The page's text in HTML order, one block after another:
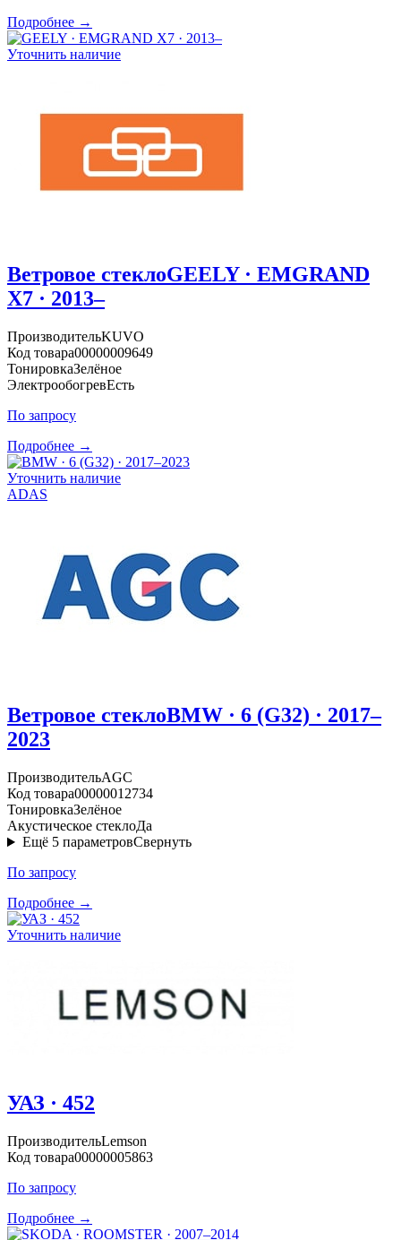
Подробнее →
Уточнить наличие
Ветровое стеклоGEELY · EMGRAND
X7 · 2013–
ПроизводительKUVO
Код товара00000009649
ТонировкаЗелёное
ЭлектрообогревЕсть
По запросу
Подробнее →
Уточнить наличие
ADAS
Ветровое стеклоBMW · 6 (G32) · 2017–
2023
ПроизводительAGC
Код товара00000012734
ТонировкаЗелёное
Акустическое стеклоДа
Ещё 5 параметровСвернуть
По запросу
Подробнее →
Уточнить наличие
УАЗ · 452
ПроизводительLemson
Код товара00000005863
По запросу
Подробнее →